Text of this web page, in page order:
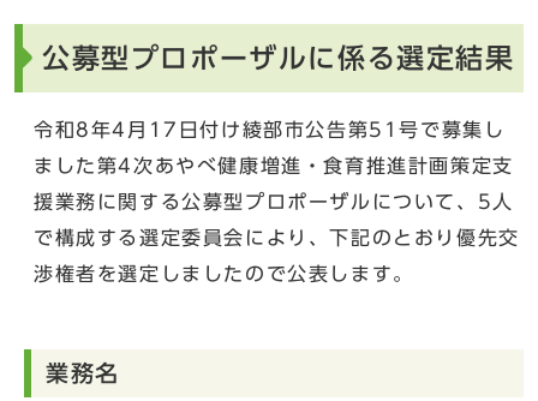
公募型プロポーザルに係る選定結果
令和8年4月17日付け綾部市公告第51号で募集し
ました第4次あやべ健康増進・食育推進計画策定支
援業務に関する公募型プロポーザルについて、5人
で構成する選定委員会により、下記のとおり優先交
渉権者を選定しましたので公表します。
業務名